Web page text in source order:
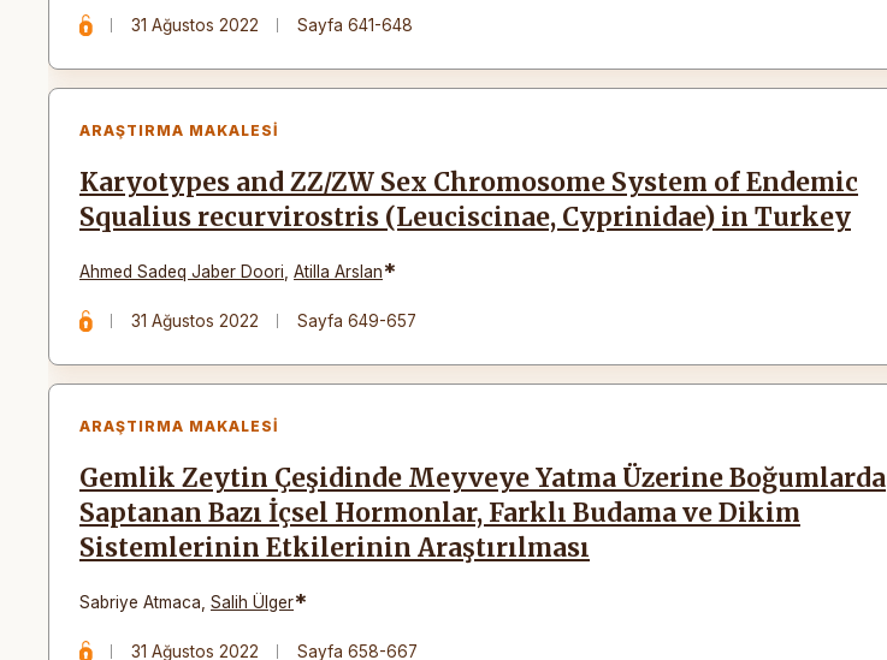
31 Ağustos 2022 Sayfa 641-648
ARAŞTIRMA MAKALESI
Karyotypes and ZZ/ZW Sex Chromosome System of Endemic
Squalius recurvirostris (Leuciscinae, Cyprinidae) in Turkey
Ahmed Sadeq Jaber Doori Atilla Arslan*
31 Ağustos 2022 Sayfa 649-657
ARAŞTIRMA MAKALESI
Gemlik Zeytin Çeşidinde Meyveye Yatma Üzerine Boğumlarda
Saptanan Bazı İçsel Hormonlar, Farklı Budama ve Dikim
Sistemlerinin Etkilerinin Araştırılması
Sabriye Atmaca Salih Ülger*
31 Ağustos 2022 Sayfa 658-667